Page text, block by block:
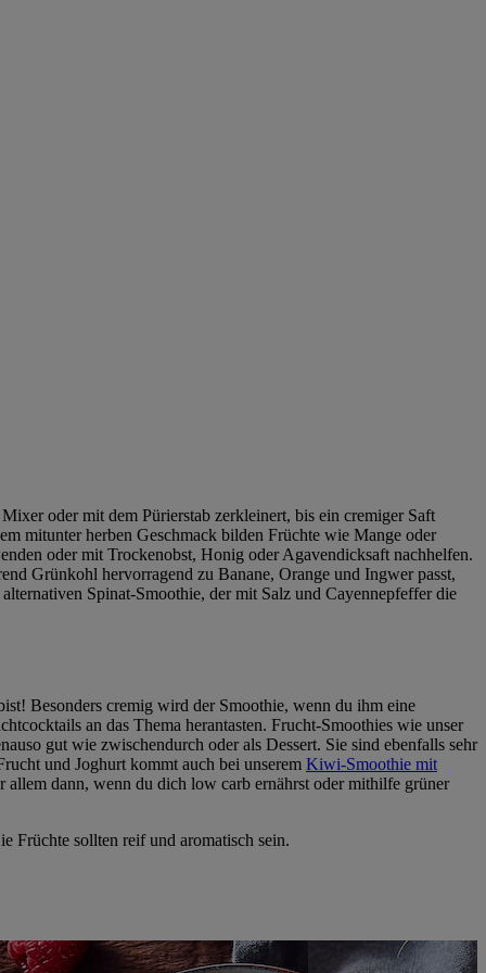
oder mit dem Pürierstab zerkleinert, bis ein cremiger Saft
mitunter herben Geschmack bilden Früchte wie Mange oder
oder mit Trockenobst, Honig oder Agavendicksaft nachhelfen.
Grünkohl hervorragend zu Banane, Orange und Ingwer passt,
Spinat-Smoothie, der mit Salz und Cayennepfeffer die
Besonders cremig wird der Smoothie, wenn du ihm eine
an das Thema herantasten. Frucht-Smoothies wie unser
gut wie zwischendurch oder als Dessert. Sie sind ebenfalls sehr
und Joghurt kommt auch bei unserem Kiwi-Smoothie mit
allem dann, wenn du dich low carb ernährst oder mithilfe grüner
Früchte sollten reif und aromatisch sein.